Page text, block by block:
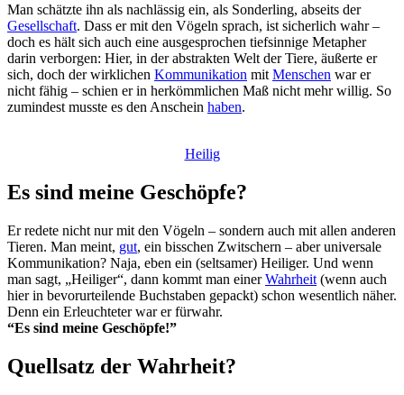
Man schätzte ihn als nachlässig ein, als Sonderling, abseits der
Gesellschaft. Dass er mit den Vögeln sprach, ist sicherlich wahr –
doch es hält sich auch eine ausgesprochen tiefsinnige Metapher
darin verborgen: Hier, in der abstrakten Welt der Tiere, äußerte er
sich, doch der wirklichen Kommunikation mit Menschen war er
nicht fähig – schien er in herkömmlichen Maß nicht mehr willig. So
zumindest musste es den Anschein haben.
Heilig
Es sind meine Geschöpfe?
Er redete nicht nur mit den Vögeln – sondern auch mit allen anderen
Tieren. Man meint, gut, ein bisschen Zwitschern – aber universale
Kommunikation? Naja, eben ein (seltsamer) Heiliger. Und wenn
man sagt, „Heiliger“, dann kommt man einerWahrheit (wenn auch
hier in bevorurteilende Buchstaben gepackt) schon wesentlich näher.
Denn ein Erleuchteter war er fürwahr.
“Es sind meine Geschöpfe!”
Quellsatz der Wahrheit?